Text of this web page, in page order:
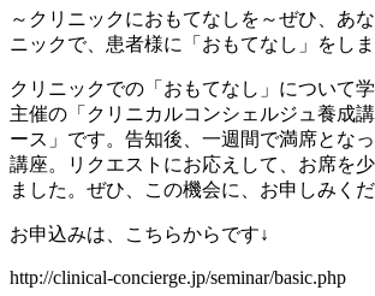
～クリニックにおもてなしを～ぜひ、あ
ニックで、患者様に「おもてなし」をし
クリニックでの「おもてなし」について
主催の「クリニカルコンシェルジュ養成
ース」です。告知後、一週間で満席とな
講座。リクエストにお応えして、お席を
ました。ぜひ、この機会に、お申しみくだ
お申込みは、こちらからです↓
http://clinical-concierge.jp/seminar/basic.php